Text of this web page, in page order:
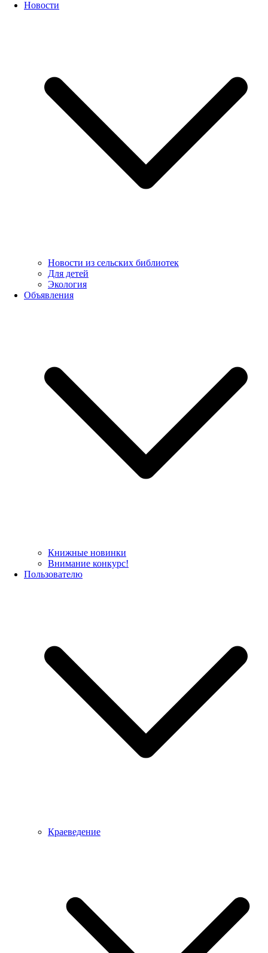
Новости
Новости из сельских библиотек
Для детей
Экология
Объявления
Книжные новинки
Внимание конкурс!
Пользователю
Краеведение